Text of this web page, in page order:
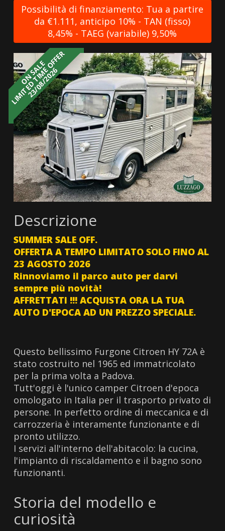
Possibilità di finanziamento: Tua a partire
da €1.111, anticipo 10% - TAN (fisso)
8,45% - TAEG (variabile) 9,50%
ON SALE
LIMITED TIME OFFER
23/08/2026
Descrizione
SUMMER SALE OFF.
OFFERTA A TEMPO LIMITATO SOLO FINO AL
23 AGOSTO 2026
Rinnoviamo il parco auto per darvi
sempre più novità!
AFFRETTATI !!! ACQUISTA ORA LA TUA
AUTO D'EPOCA AD UN PREZZO SPECIALE.
Questo bellissimo Furgone Citroen HY 72A è
stato costruito nel 1965 ed immatricolato
per la prima volta a Padova.
Tutt'oggi è l'unico camper Citroen d'epoca
omologato in Italia per il trasporto privato di
persone. In perfetto ordine di meccanica e di
carrozzeria è interamente funzionante e di
pronto utilizzo.
I servizi all'interno dell'abitacolo: la cucina,
l'impianto di riscaldamento e il bagno sono
funzionanti.
Storia del modello e
curiosità